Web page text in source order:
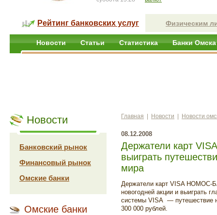
Рейтинг банковских услуг Физическим
Новости Статьи Статистика Банки Омска
Новости
Банковский рынок
Финансовый рынок
Омские банки
Омские банки
Главная Новости Новости
08.12.2008
Держатели карт
выиграть
мира
Держатели карт VISA НОМОС-
новогодней акции и выиграть
системы VISA — путешествие
300 000 рублей.